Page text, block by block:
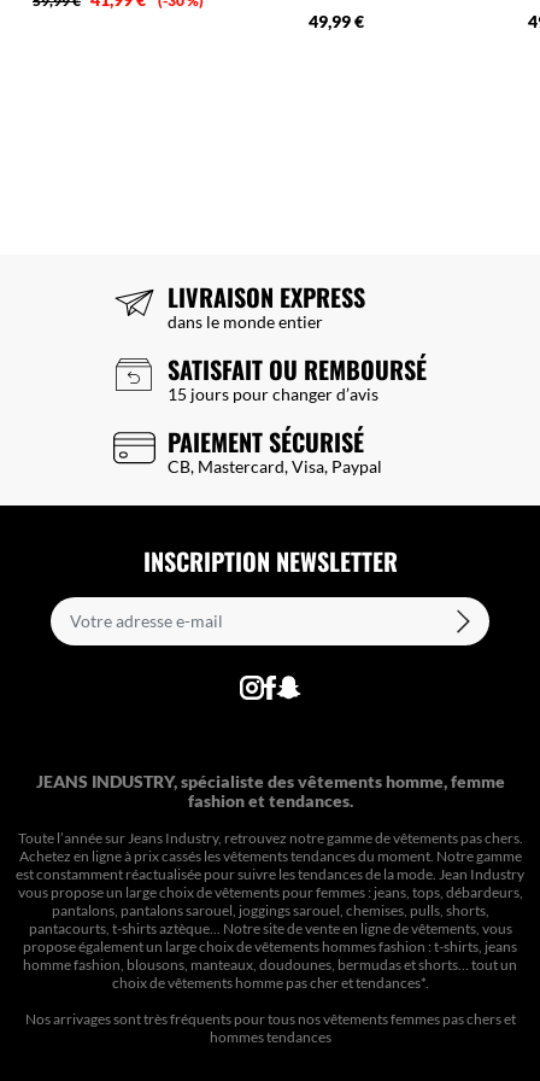
49,99 €
LIVRAISON EXPRESS
dans le monde entier
SATISFAIT OU REMBOURSÉ
15 jours pour changer d’avis
PAIEMENT SÉCURISÉ
CB, Mastercard, Visa, Paypal
INSCRIPTION NEWSLETTER
JEANS INDUSTRY, spécialiste des vêtements homme, femme
fashion et tendances.
Toute l’année sur Jeans Industry, retrouvez notre gamme de vêtements pas chers.
Achetez en ligne à prix cassés les vêtements tendances du moment. Notre gamme
est constamment réactualisée pour suivre les tendances de la mode. Jean Industry
vous propose un large choix de vêtements pour femmes : jeans, tops, débardeurs,
pantalons, pantalons sarouel, joggings sarouel, chemises, pulls, shorts,
pantacourts, t-shirts aztèque... Notre site de vente en ligne de vêtements, vous
propose également un large choix de vêtements hommes fashion : t-shirts, jeans
homme fashion, blousons, manteaux, doudounes, bermudas et shorts… tout un
choix devêtements homme pas cher et tendances*.
Nos arrivages sont très fréquents pour tous nosvêtements femmes pas cherset
hommes tendances